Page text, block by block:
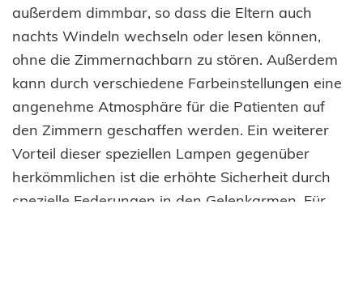
außerdem dimmbar, so dass die Eltern auch
nachts Windeln wechseln oder lesen können,
ohne die Zimmernachbarn zu stören. Außerdem
kann durch verschiedene Farbeinstellungen eine
angenehme Atmosphäre für die Patienten auf
den Zimmern geschaffen werden. Ein weiterer
Vorteil dieser speziellen Lampen gegenüber
herkömmlichen ist die erhöhte Sicherheit durch
spezielle Federungen in den Gelenkarmen. Für